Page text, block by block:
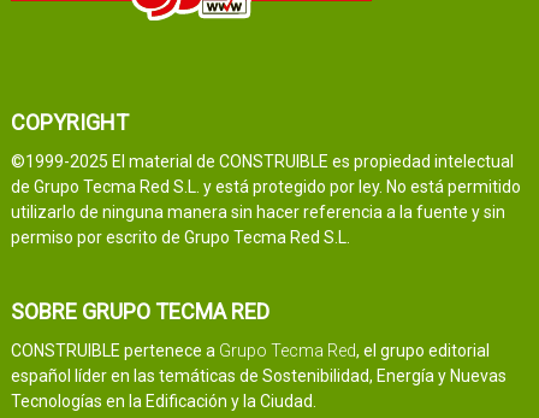
COPYRIGHT
©1999-2025 El material de CONSTRUIBLE es propiedad intelectual
de Grupo Tecma Red S.L. y está protegido por ley. No está permitido
utilizarlo de ninguna manera sin hacer referencia a la fuente y sin
permiso por escrito de Grupo Tecma Red S.L.
SOBRE GRUPO TECMA RED
CONSTRUIBLE pertenece a Grupo Tecma Red, el grupo editorial
español líder en las temáticas de Sostenibilidad, Energía y Nuevas
Tecnologías en la Edificación y la Ciudad.